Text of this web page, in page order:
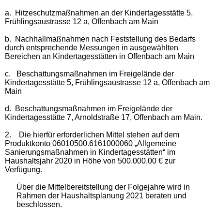
a.
Hitzeschutzmaßnahmen an der Kindertagesstätte 5,
Frühlingsaustrasse 12 a, Offenbach am Main
b.
Nachhallmaßnahmen nach Feststellung des Bedarfs
durch entsprechende Messungen in ausgewählten
Bereichen an Kindertagesstätten in Offenbach am Main
c.
Beschattungsmaßnahmen im Freigelände der
Kindertagesstätte 5, Frühlingsaustrasse 12 a, Offenbach am
Main
d.
Beschattungsmaßnahmen im Freigelände der
Kindertagesstätte 7, Arnoldstraße 17, Offenbach am Main.
2.
Die hierfür erforderlichen Mittel stehen auf dem
Produktkonto 06010500.6161000060 „Allgemeine
Sanierungsmaßnahmen in Kindertagesstätten“ im
Haushaltsjahr 2020 in Höhe von 500.000,00 € zur
Verfügung.
Über die Mittelbereitstellung der Folgejahre wird in
Rahmen der Haushaltsplanung 2021 beraten und
beschlossen.